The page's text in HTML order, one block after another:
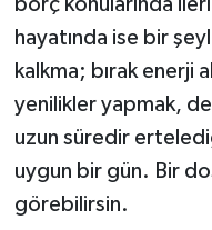
borç konularında
hayatında ise bir
kalkma; bırak enerji
yenilikler yapmak,
uzun süredir
uygun bir gün. Bir
görebilirsin.